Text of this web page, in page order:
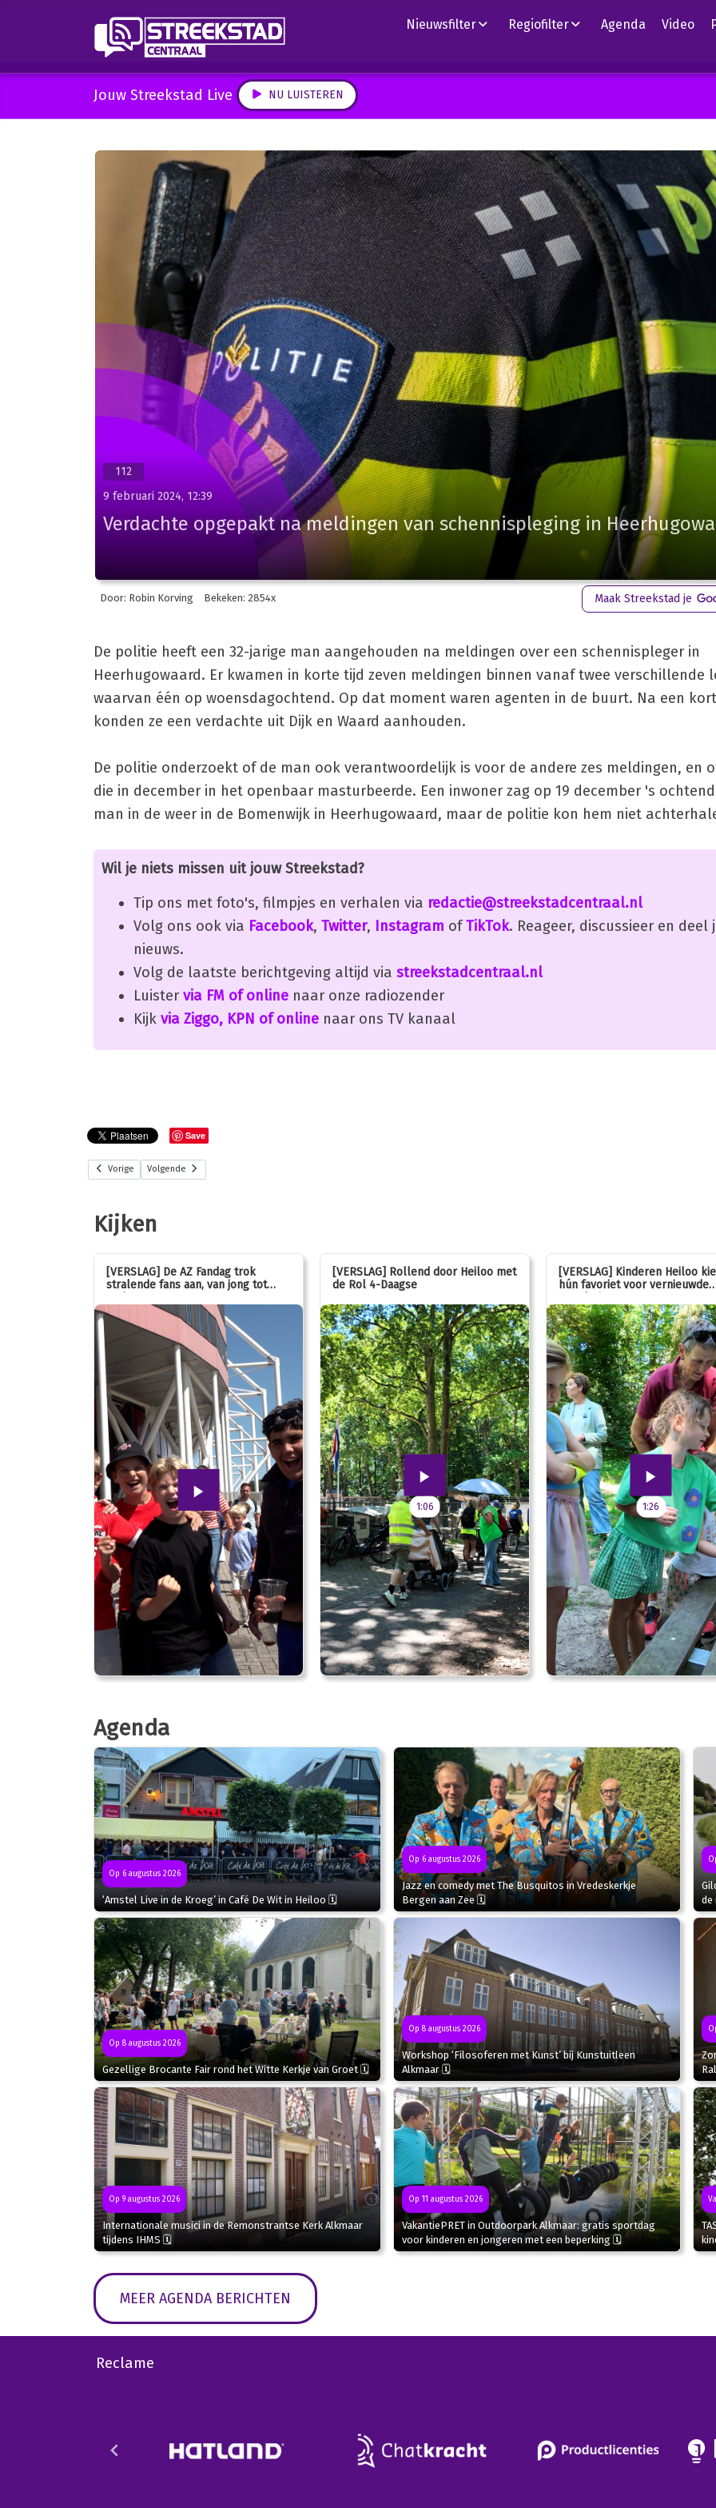
Nieuwsfilter Regiofilter Agenda Video
Jouw Streekstad Live NU LUISTEREN
112
9 februari 2024, 12:39
Verdachte opgepakt na meldingen van schennispleging in
Door: Robin Korving Bekeken: 2854x Maak Streekstad je
De politie heeft een 32-jarige man aangehouden na meldingen over een schennispleger in
Heerhugowaard. Er kwamen in korte tijd zeven meldingen binnen vanaf twee verschillende
waarvan één op woensdagochtend. Op dat moment waren agenten in de buurt. Na een
konden ze een verdachte uit Dijk en Waard aanhouden.
De politie onderzoekt of de man ook verantwoordelijk is voor de andere zes meldingen, en
die in december in het openbaar masturbeerde. Een inwoner zag op 19 december 's
man in de weer in de Bomenwijk in Heerhugowaard, maar de politie kon hem niet
Wil je niets missen uit jouw Streekstad?
Tip ons met foto's, filmpjes en verhalen via redactie@streekstadcentraal.nl
Volg ons ook via Facebook, Twitter, Instagram ofTikTok. Reageer, discussieer en deel
nieuws.
Volg de laatste berichtgeving altijd via streekstadcentraal.nl
Luister via FM of online naar onze radiozender
Kijk via Ziggo, KPN of online naar ons TV kanaal
Save
Vorige Volgende
Kijken
[VERSLAG] De AZ Fandag trok
stralende fans aan, van jong tot
[VERSLAG] Rollend door Heiloo met
de Rol 4-Daagse
1:06
[VERSLAG] Kinderen Heiloo
hún favoriet voor vernieuwde
1:26
Agenda
Op 6 augustus 2026
‘Amstel Live in de Kroeg’ in Café De Wit in Heiloo 🗓
Op 6 augustus 2026
Jazz en comedy met The Busquitos in Vredeskerkje
Bergen aan Zee 🗓
de
Op 8 augustus 2026
Gezellige Brocante Fair rond het Witte Kerkje van Groet 🗓
Op 8 augustus 2026
Workshop ‘Filosoferen met Kunst’ bij Kunstuitleen
Alkmaar 🗓
Op 9 augustus 2026
Internationale musici in de Remonstrantse Kerk Alkmaar
tijdens IHMS 🗓
Op 11 augustus 2026
VakantiePRET in Outdoorpark Alkmaar: gratis sportdag
voor kinderen en jongeren met een beperking 🗓
MEER AGENDA BERICHTEN
Reclame